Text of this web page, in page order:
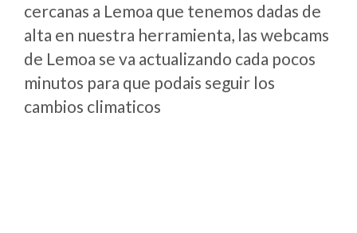
cercanas a Lemoa que tenemos dadas de
alta en nuestra herramienta, las webcams
de Lemoa se va actualizando cada pocos
minutos para que podais seguir los
cambios climaticos